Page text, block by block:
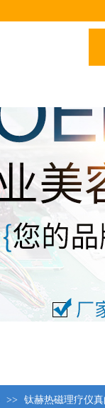
>> 钛赫热磁理疗仪